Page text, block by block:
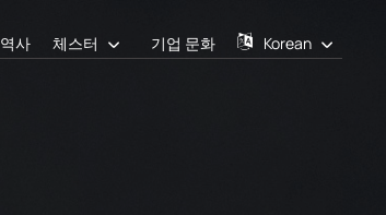
역사 체스터 기업 문화 Korean